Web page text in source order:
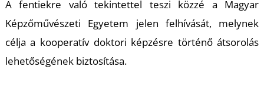
A fentiekre való tekintettel teszi közzé a Magyar
Képzőművészeti Egyetem jelen felhívását, melynek
célja a kooperatív doktori képzésre történő átsorolás
lehetőségének biztosítása.